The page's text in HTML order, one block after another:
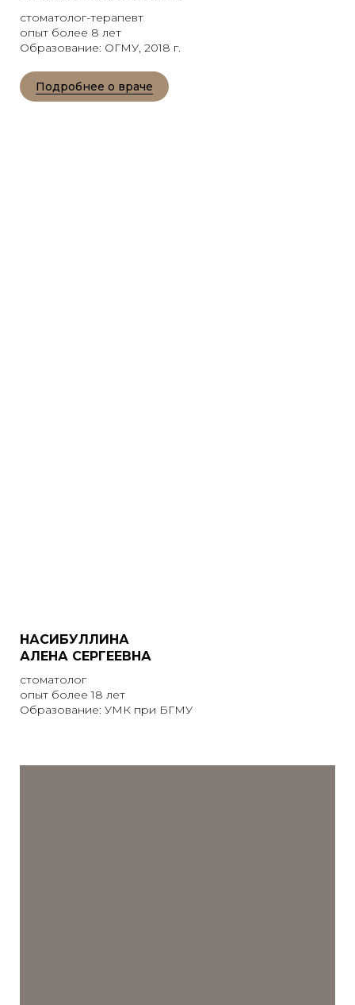
стоматолог-терапевт
опыт более 8 лет
Образование: ОГМУ, 2018 г.
Подробнее о враче
НАСИБУЛЛИНА
АЛЕНА СЕРГЕЕВНА
стоматолог
опыт более 18 лет
Образование: УМК при БГМУ